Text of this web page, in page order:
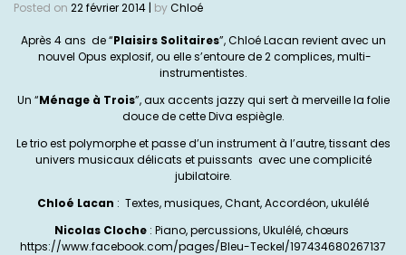
Posted on 22 février 2014 | byChloé
Après 4 ans de “Plaisirs Solitaires”, Chloé Lacan revient avec un
nouvel Opus explosif, ou elle s’entoure de 2 complices, multi-
instrumentistes.
Un “Ménage à Trois”, aux accents jazzy qui sert à merveille la folie
douce de cette Diva espiègle.
Le trio est polymorphe et passe d’un instrument à l’autre, tissant des
univers musicaux délicats et puissants avec une complicité
jubilatoire.
Chloé Lacan : Textes, musiques, Chant, Accordéon, ukulélé
Nicolas Cloche : Piano, percussions, Ukulélé, chœurs
https://www.facebook.com/pages/Bleu-Teckel/197434680267137